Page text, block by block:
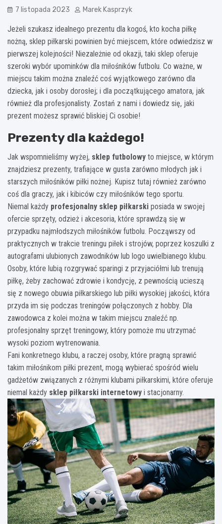
7 listopada 2023 Marek Kasprzyk
Jeżeli szukasz idealnego prezentu dla kogoś, kto kocha piłkę
nożną, sklep piłkarski powinien być miejscem, które odwiedzisz w
pierwszej kolejności! Niezależnie od okazji, taki sklep oferuje
szeroki wybór upominków dla miłośników futbolu. Co ważne, w
miejscu takim można znaleźć coś wyjątkowego zarówno dla
dziecka, jak i osoby dorosłej; i dla początkującego amatora, jak
również dla profesjonalisty. Zostań z nami i dowiedz się, jaki
prezent możesz sprawić bliskiej Ci osobie!
Prezenty dla każdego!
Jak wspomnieliśmy wyżej, sklep futbolowy to miejsce, w którym
znajdziesz prezenty, trafiające w gusta zarówno młodych jak i
starszych miłośników piłki nożnej. Kupisz tutaj również zarówno
coś dla graczy, jak i kibiców czy miłośników tego sportu.
Niemal każdy profesjonalny sklep piłkarski posiada w swojej
ofercie sprzęty, odzież i akcesoria, które sprawdzą się w
przypadku najmłodszych miłośników futbolu. Począwszy od
praktycznych w trakcie treningu piłek i strojów, poprzez koszulki z
autografami ulubionych zawodników lub logo uwielbianego klubu.
Osoby, które lubią rozgrywać sparingi z przyjaciółmi lub trenują
piłkę, żeby zachować zdrowie i kondycję, z pewnością ucieszą
się z nowego obuwia piłkarskiego lub piłki wysokiej jakości, która
przyda im się podczas treningów połączonych z hobby. Dla
zawodowca z kolei można w takim miejscu znaleźć np.
profesjonalny sprzęt treningowy, który pomoże mu utrzymać
wysoki poziom wytrenowania.
Fani konkretnego klubu, a raczej osoby, które pragną sprawić
takim miłośnikom piłki prezent, mogą wybierać spośród wielu
gadżetów związanych z różnymi klubami piłkarskimi, które oferuje
niemal każdy sklep piłkarski internetowy i stacjonarny.